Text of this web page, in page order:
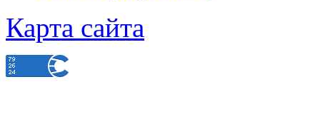
Карта сайта